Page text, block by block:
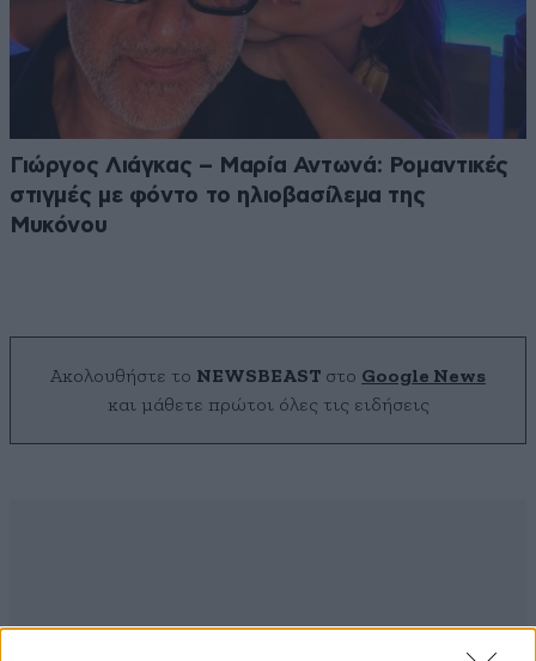
Γιώργος Λιάγκας – Μαρία Αντωνά: Ρομαντικές
στιγμές με φόντο το ηλιοβασίλεμα της
Μυκόνου
Ακολουθήστε το NEWSBEAST στο Google News
και μάθετε πρώτοι όλες τις ειδήσεις